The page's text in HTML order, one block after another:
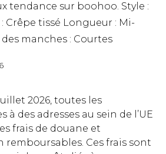
tendance sur boohoo. Style :
Crêpe tissé Longueur : Mi-
manches : Courtes
2026, toutes les
à des adresses au sein de l’UE
frais de douane et
Ces frais sont